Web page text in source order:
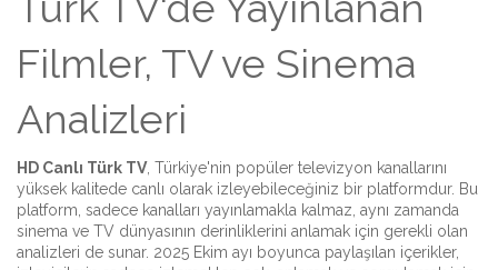
Filmler, TV ve Sinema
Analizleri
HD Canlı Türk TV, Türkiye'nin popüler televizyon kanallarını
yüksek kalitede canlı olarak izleyebileceğiniz bir platformdur. Bu
platform, sadece kanalları yayınlamakla kalmaz, aynı zamanda
sinema ve TV dünyasının derinliklerini anlamak için gerekli olan
analizleri de sunar. 2025 Ekim ayı boyunca paylaşılan içerikler,